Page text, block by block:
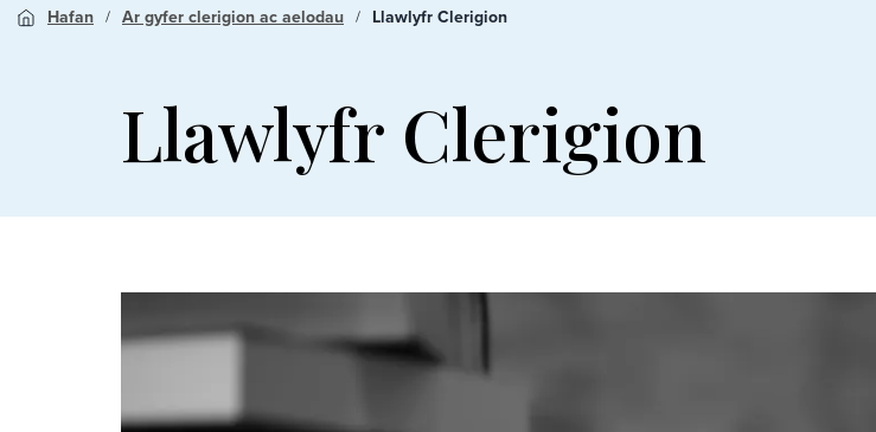
Hafan Ar gyfer clerigion ac aelodau Llawlyfr Clerigion
Llawlyfr Clerigion